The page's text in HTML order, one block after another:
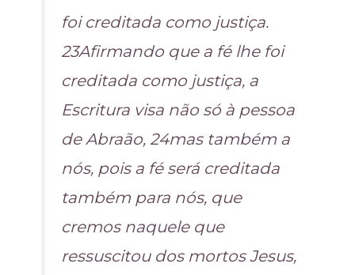
foi creditada como justiça.
23Afirmando que a fé lhe foi
creditada como justiça, a
Escritura visa não só à pessoa
de Abraão, 24mas também a
nós, pois a fé será creditada
também para nós, que
cremos naquele que
ressuscitou dos mortos Jesus,